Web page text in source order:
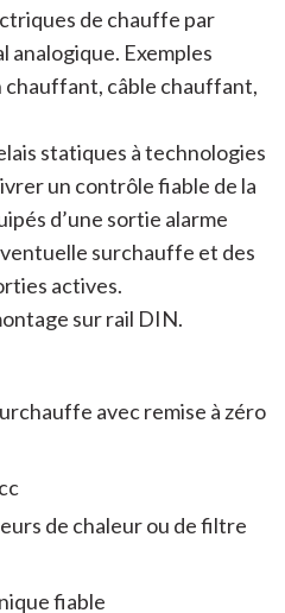
de chauffe par
analogique. Exemples
chauffant, câble chauffant,
statiques à technologies
un contrôle fiable de la
d’une sortie alarme
surchauffe et des
actives.
sur rail DIN.
avec remise à zéro
de chaleur ou de filtre
fiable